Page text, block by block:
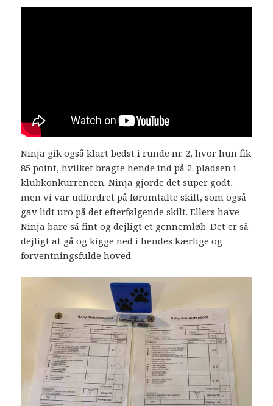
Ninja gik også klart bedst i runde nr. 2, hvor hun fik
85 point, hvilket bragte hende ind på 2. pladsen i
klubkonkurrencen. Ninja gjorde det super godt,
men vi var udfordret på føromtalte skilt, som også
gav lidt uro på det efterfølgende skilt. Ellers have
Ninja bare så fint og dejligt et gennemløb. Det er så
dejligt at gå og kigge ned i hendes kærlige og
forventningsfulde hoved.